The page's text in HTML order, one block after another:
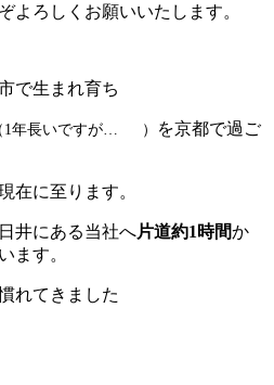
よろしくお願いいたします。
で生まれ育ち
1年長いですが… ）
を京都で過ご
在に至ります。
井にある当社へ片道約1時間か
ます。
れてきました